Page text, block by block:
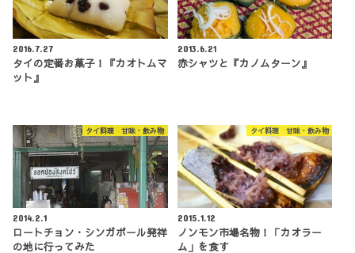
2016.7.27
タイの定番お菓子！『カオトムマ
ット』
2013.6.21
赤シャツと『カノムターン』
タイ料理 甘味・飲み物
2014.2.1
ロートチョン・シンガポール発祥
の地に行ってみた
タイ料理 甘味・飲み物
2015.1.12
ノンモン市場名物！「カオラー
ム」を食す